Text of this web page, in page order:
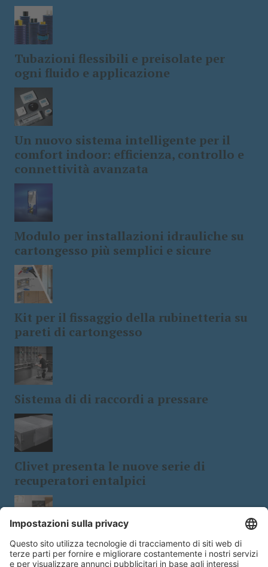
Tubazioni flessibili e preisolate per
ogni fluido e applicazione
Un nuovo sistema intelligente per il
comfort indoor: efficienza, controllo e
connettività avanzata
Modulo per installazioni idrauliche su
cartongesso più semplici e sicure
Kit per il fissaggio della rubinetteria su
pareti di cartongesso
Sistema di di raccordi a pressare
Clivet presenta le nuove serie di
recuperatori entalpici
Tecnologia e design: le stufe a
biomassa a 5 stelle